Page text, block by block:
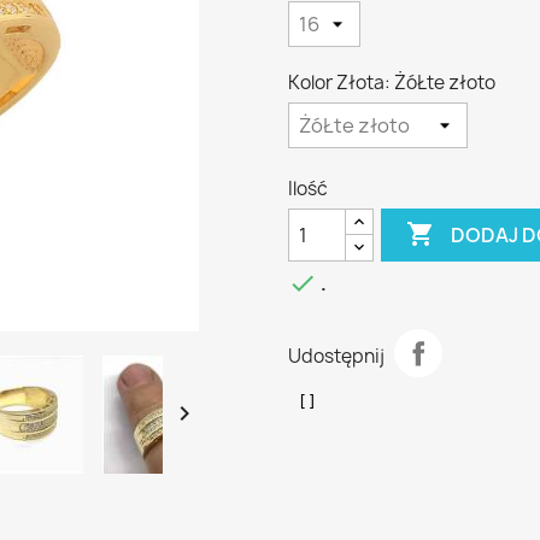

Kolor Złota: ŻóŁte złoto
Ilość
 DODAJ
 .
Udostępnij